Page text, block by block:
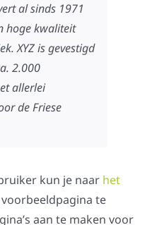
al sinds 1971
hoge kwaliteit
XYZ is gevestigd
2.000
allerlei
de Friese
kun je naar het
te
aan te maken voor